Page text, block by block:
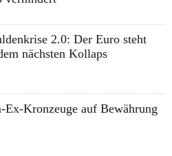
2.0: Der Euro steht
nächsten Kollaps
Ex-Kronzeuge auf Bewährung